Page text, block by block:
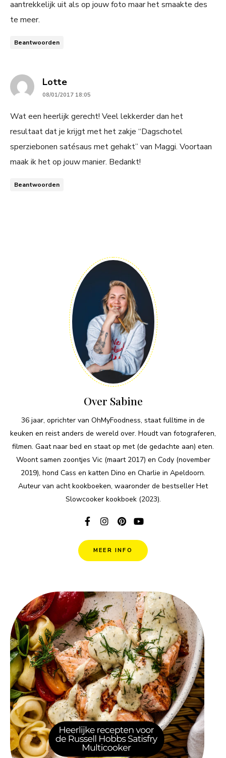
aantrekkelijk uit als op jouw foto maar het smaakte des
te meer.
Beantwoorden
Lottesays:
08/01/2017 18:05
Wat een heerlijk gerecht! Veel lekkerder dan het
resultaat dat je krijgt met het zakje “Dagschotel
sperziebonen satésaus met gehakt” van Maggi. Voortaan
maak ik het op jouw manier. Bedankt!
Beantwoorden
Over Sabine
36 jaar, oprichter van OhMyFoodness, staat fulltime in de
keuken en reist anders de wereld over. Houdt van fotograferen,
filmen. Gaat naar bed en staat op met (de gedachte aan) eten.
Woont samen zoontjes Vic (maart 2017) en Cody (november
2019), hond Cass en katten Dino en Charlie in Apeldoorn.
Auteur van acht kookboeken, waaronder de bestseller Het
Slowcooker kookboek (2023).
MEER INFO